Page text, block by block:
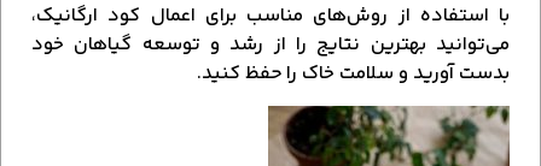
با استفاده از روش‌های مناسب برای اعمال کود ارگانیک،
می‌توانید بهترین نتایج را از رشد و توسعه گیاهان خود
بدست آورید و سلامت خاک را حفظ کنید.